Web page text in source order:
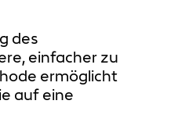
des
einfacher zu
ermöglicht
auf eine